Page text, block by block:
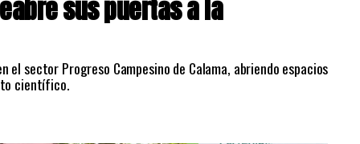
sus puertas a la
el sector Progreso Campesino de Calama, abriendo espacios
científico.